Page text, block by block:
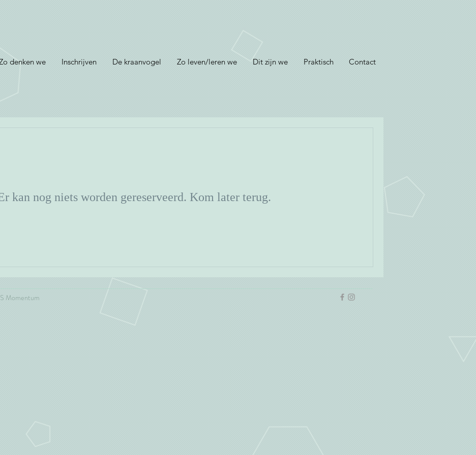
denken we Inschrijven De kraanvogel Zo leven/leren we Dit zijn we Praktisch Contact
kan nog niets worden gereserveerd. Kom later terug.
Momentum